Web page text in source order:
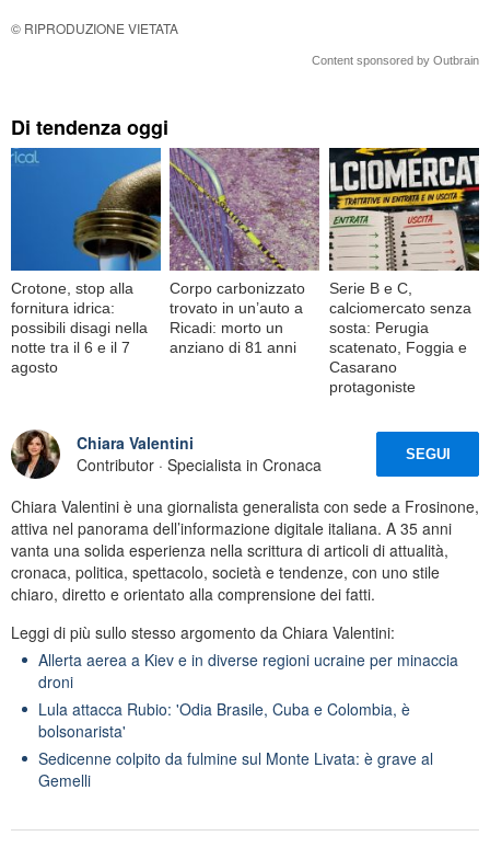
© RIPRODUZIONE VIETATA
Content sponsored by Outbrain
Di tendenza oggi
Crotone, stop alla
fornitura idrica:
possibili disagi nella
notte tra il 6 e il 7
agosto
Corpo carbonizzato
trovato in un’auto a
Ricadi: morto un
anziano di 81 anni
Serie B e C,
calciomercato senza
sosta: Perugia
scatenato, Foggia e
Casarano
protagoniste
Chiara Valentini
Contributor · Specialista in Cronaca
SEGUI
Chiara Valentini è una giornalista generalista con sede a Frosinone,
attiva nel panorama dell’informazione digitale italiana. A 35 anni
vanta una solida esperienza nella scrittura di articoli di attualità,
cronaca, politica, spettacolo, società e tendenze, con uno stile
chiaro, diretto e orientato alla comprensione dei fatti.
Leggi di più sullo stesso argomento da Chiara Valentini:
Allerta aerea a Kiev e in diverse regioni ucraine per minaccia
droni
Lula attacca Rubio: 'Odia Brasile, Cuba e Colombia, è
bolsonarista'
Sedicenne colpito da fulmine sul Monte Livata: è grave al
Gemelli